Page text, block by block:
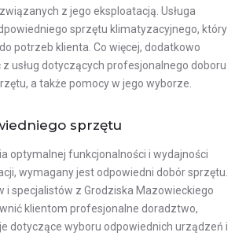
z jego eksploatacją. Usługa
sprzętu klimatyzacyjnego, który
potrzeb klienta. Co więcej, dodatkowo
usług dotyczących profesjonalnego doboru
a także pomocy w jego wyborze.
sprzętu
optymalnej funkcjonalności i wydajności
wymagany jest odpowiedni dobór sprzętu.
i specjalistów z Grodziska Mazowieckiego
klientom profesjonalne doradztwo,
dotyczące wyboru odpowiednich urządzeń i